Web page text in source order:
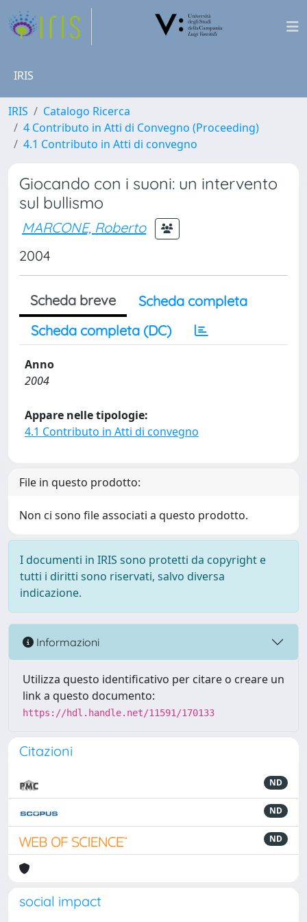
IRIS
IRIS
Catalogo Ricerca
4 Contributo in Atti di Convegno (Proceeding)
4.1 Contributo in Atti di convegno
Giocando con i suoni: un intervento
sul bullismo
MARCONE, Roberto
2004
Scheda breve
Scheda completa
Scheda completa (DC)
Anno
2004
Appare nelle tipologie:
4.1 Contributo in Atti di convegno
File in questo prodotto:
Non ci sono file associati a questo prodotto.
I documenti in IRIS sono protetti da copyright e
tutti i diritti sono riservati, salvo diversa
indicazione.
Informazioni
Utilizza questo identificativo per citare o creare un
link a questo documento:
https://hdl.handle.net/11591/170133
Citazioni
ND
ND
ND
social impact